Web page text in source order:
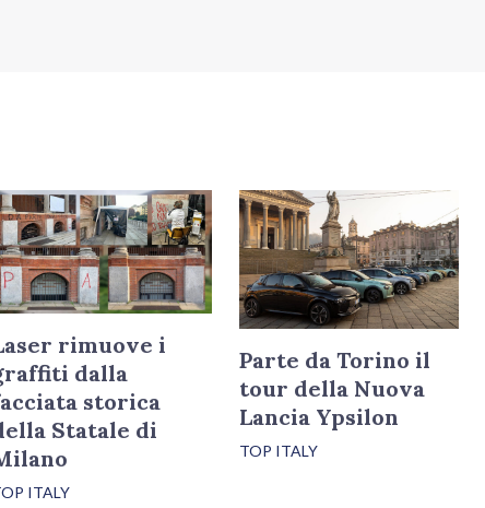
rimuove i
dalla
storica
Statale di
ITALY
Parte da Torino il
tour della Nuova
Lancia Ypsilon
TOP ITALY